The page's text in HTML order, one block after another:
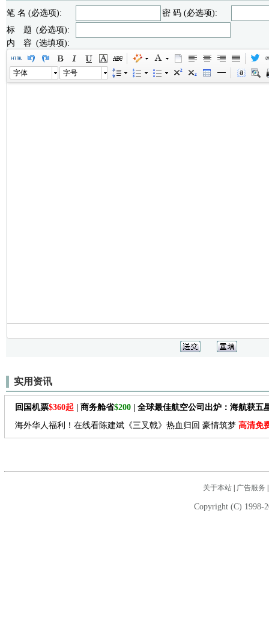
笔 名 (必选项):
密 码 (必选项):
标 题 (必选项):
内 容 (选填项):
字体 字号
实用资讯
回国机票$360起 | 商务舱省$200 | 全球最佳航空公司出炉：海航获五
海外华人福利！在线看陈建斌《三叉戟》热血归回 豪情筑梦 高清免
关于本站| 广告服务
Copyright (C) 1998-